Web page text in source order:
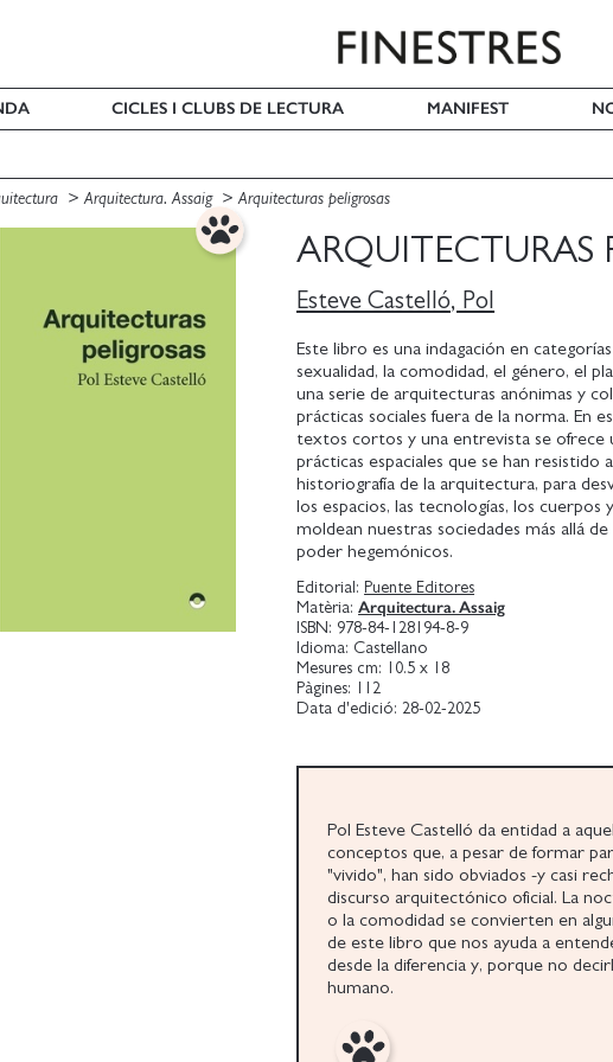
CICLES I CLUBS DE LECTURA MANIFEST
Arquitectura. Assaig Arquitecturas peligrosas
ARQUITECTURAS
Esteve Castelló, Pol
Este libro es una indagación en
sexualidad, la comodidad, el género, el
una serie de arquitecturas anónimas y
prácticas sociales fuera de la norma. En
textos cortos y una entrevista se ofrece
prácticas espaciales que se han resistido
historiografía de la arquitectura, para
los espacios, las tecnologías, los cuerpos
moldean nuestras sociedades más allá
poder hegemónicos.
Editorial: Puente Editores
Matèria:Arquitectura. Assaig
ISBN: 978-84-128194-8-9
Idioma: Castellano
Mesures cm: 10.5 x 18
Pàgines: 112
Data d'edició: 28-02-2025
Pol Esteve Castelló da entidad a
conceptos que, a pesar de formar
"vivido", han sido obviados -y casi
discurso arquitectónico oficial. La
o la comodidad se convierten en
de este libro que nos ayuda a
desde la diferencia y, porque no
humano.